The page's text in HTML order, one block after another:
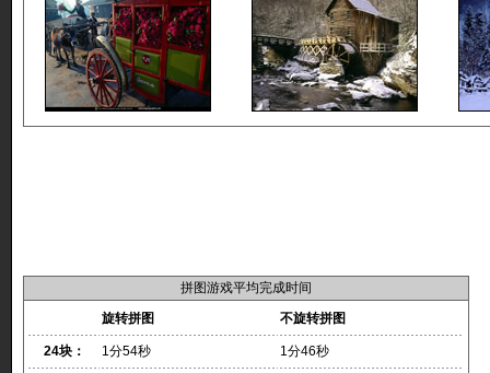
拼图游戏平均完成时间
旋转拼图
不旋转拼图
24块： 1分54秒 1分46秒